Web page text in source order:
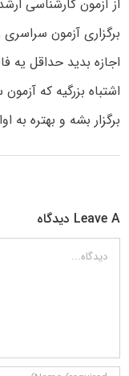
از آزمون کارشناسی
برگزاری آزمون
اجازه بدید حداقل یه
اشتباه بزرگیه که
برگزار بشه و بهتره به
Leave A دیدگاه
دیدگاه